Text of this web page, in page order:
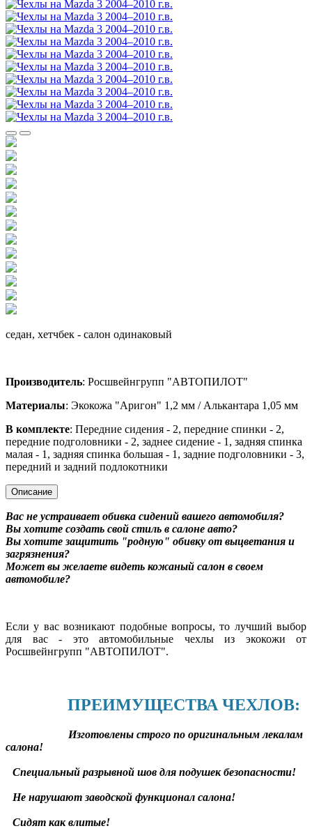
седан, хетчбек - салон одинаковый
Производитель: Росшвейнгрупп "АВТОПИЛОТ"
Материалы: Экокожа "Аригон" 1,2 мм / Алькантара 1,05 мм
В комплекте: Передние сидения - 2, передние спинки - 2,
передние подголовники - 2, заднее сидение - 1, задняя спинка
малая - 1, задняя спинка большая - 1, задние подголовники - 3,
передний и задний подлокотники
Описание
Вас не устраивает обивка сидений вашего автомобиля?
Вы хотите создать свой стиль в салоне авто?
Вы хотите защитить "родную" обивку от выцветания и
загрязнения?
Может вы желаете видеть кожаный салон в своем
автомобиле?
Если у вас возникают подобные вопросы, то лучший выбор
для вас - это автомобильные чехлы из экокожи от
Росшвейнгрупп "АВТОПИЛОТ".
ПРЕИМУЩЕСТВА ЧЕХЛОВ:
Изготовлены строго по оригинальным лекалам
салона!
Специальный разрывной шов для подушек безопасности!
Не нарушают заводской функционал салона!
Сидят как влитые!